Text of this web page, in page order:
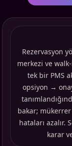
Rezervasyon
merkezi ve
tek bir PMS
opsiyon →
bakar;
hataları azalır.
karar